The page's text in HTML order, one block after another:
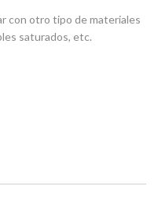
con otro tipo de materiales
saturados, etc.